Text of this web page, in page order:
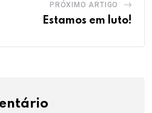
PRÓXIMO ARTIGO
Estamos em luto!